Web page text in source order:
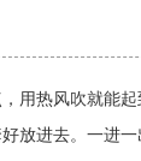
用热风吹就能
放进去。一进一